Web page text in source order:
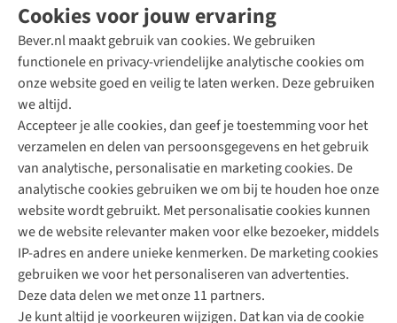
Cookies voor jouw ervaring
Bever.nl maakt gebruik van cookies. We gebruiken
functionele en privacy-vriendelijke analytische cookies om
onze website goed en veilig te laten werken. Deze gebruiken
we altijd.
Accepteer je alle cookies, dan geef je toestemming voor het
verzamelen en delen van persoonsgegevens en het gebruik
van analytische, personalisatie en marketing cookies. De
analytische cookies gebruiken we om bij te houden hoe onze
website wordt gebruikt. Met personalisatie cookies kunnen
we de website relevanter maken voor elke bezoeker, middels
IP-adres en andere unieke kenmerken. De marketing cookies
gebruiken we voor het personaliseren van advertenties.
Deze data delen we met onze 11 partners.
Je kunt altijd je voorkeuren wijzigen. Dat kan via de cookie
Direct advies van een Buitenexpert
+31 (0)85 888 50 88
+31 6 12 28 49 80
Contactformulier